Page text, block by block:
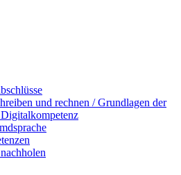
und rechnen / Grundlagen der